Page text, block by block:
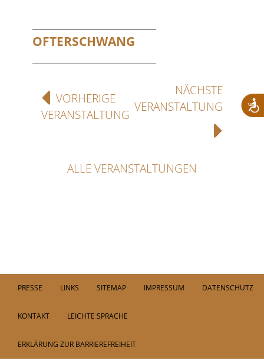
OFTERSCHWANG
VORHERIGE
VERANSTALTUNG
NÄCHSTE
VERANSTALTUNG
ALLE VERANSTALTUNGEN
PRESSE LINKS SITEMAP IMPRESSUM DATENSCHUTZ
KONTAKT LEICHTE SPRACHE
ERKLÄRUNG ZUR BARRIEREFREIHEIT